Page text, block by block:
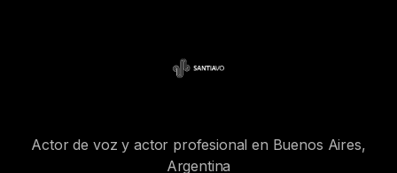
Actor de voz y actor profesional en Buenos Aires,
Argentina